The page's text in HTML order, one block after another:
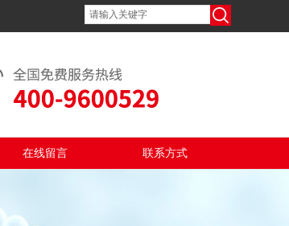
在线留言 联系方式